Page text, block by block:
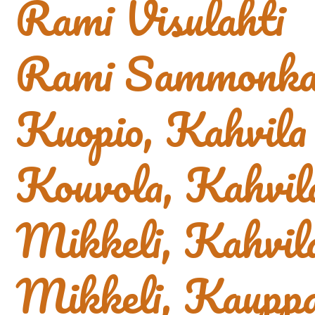
Rami Visulahti
Rami
Kuopio,
Kouvola,
Mikkeli,
Mikkeli,